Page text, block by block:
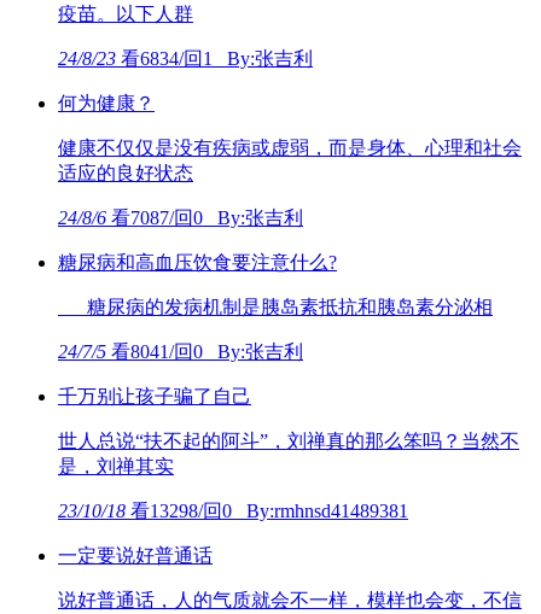
疫苗。以下人群
24/8/23 看6834/回1 By:张吉利
何为健康？
健康不仅仅是没有疾病或虚弱，而是身体、心理和社会
适应的良好状态
24/8/6 看7087/回0 By:张吉利
糖尿病和高血压饮食要注意什么?
糖尿病的发病机制是胰岛素抵抗和胰岛素分泌相
24/7/5 看8041/回0 By:张吉利
千万别让孩子骗了自己
世人总说“扶不起的阿斗”，刘禅真的那么笨吗？当然不
是，刘禅其实
23/10/18 看13298/回0 By:rmhnsd41489381
一定要说好普通话
说好普通话，人的气质就会不一样，模样也会变，不信